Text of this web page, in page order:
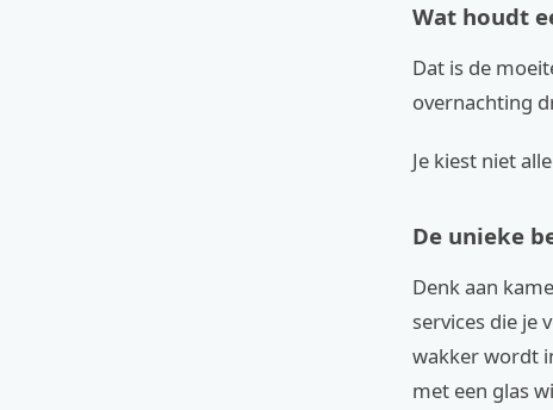
Wat houdt
Dat is de
overnachting
Je kiest niet
De unieke
Denk aan
services die je
wakker wordt
met een glas